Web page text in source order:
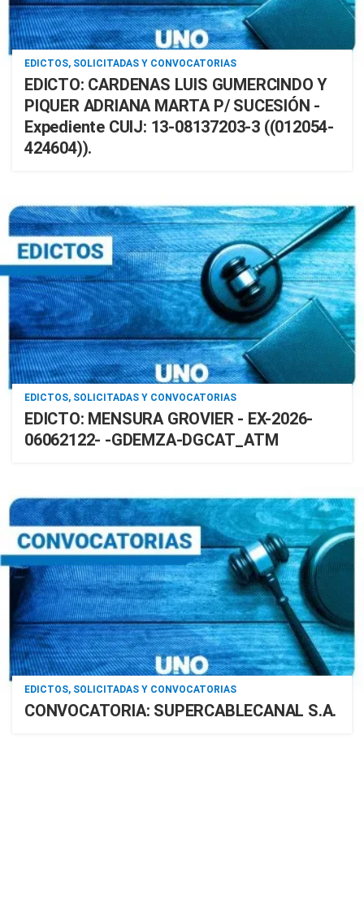
EDICTOS, SOLICITADAS Y CONVOCATORIAS
EDICTO: CARDENAS LUIS GUMERCINDO Y
PIQUER ADRIANA MARTA P/ SUCESIÓN -
Expediente CUIJ: 13-08137203-3 ((012054-
424604)).
EDICTOS, SOLICITADAS Y CONVOCATORIAS
EDICTO: MENSURA GROVIER - EX-2026-
06062122- -GDEMZA-DGCAT_ATM
EDICTOS, SOLICITADAS Y CONVOCATORIAS
CONVOCATORIA: SUPERCABLECANAL S.A.